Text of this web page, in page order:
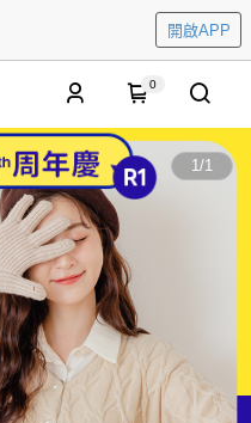
開啟APP
0
1/1